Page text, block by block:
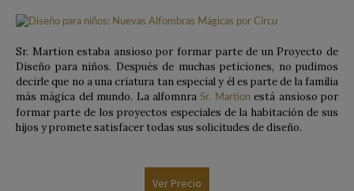
Sr. Martion estaba ansioso por formar parte de un Proyecto de
Diseño para niños. Después de muchas peticiones, no pudimos
decirle que no a una criatura tan especial y él es parte de la familia
más mágica del mundo. La alfomnraSr. Martionestá ansioso por
formar parte de los proyectos especiales de la habitación de sus
hijos y promete satisfacer todas sus solicitudes de diseño.
Ver Precio